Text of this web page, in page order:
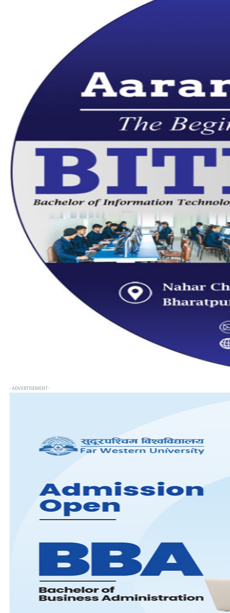
- ADVERTISEMENT -